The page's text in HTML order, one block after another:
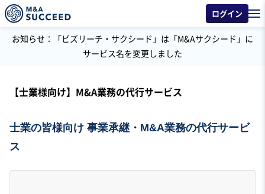
ログイン
お知らせ：「ビズリーチ・サクシード」は「M&Aサクシード」に
サービス名を変更しました
【士業様向け】M&A業務の代行サービス
士業の皆様向け 事業承継・M&A業務の代行サービ
ス